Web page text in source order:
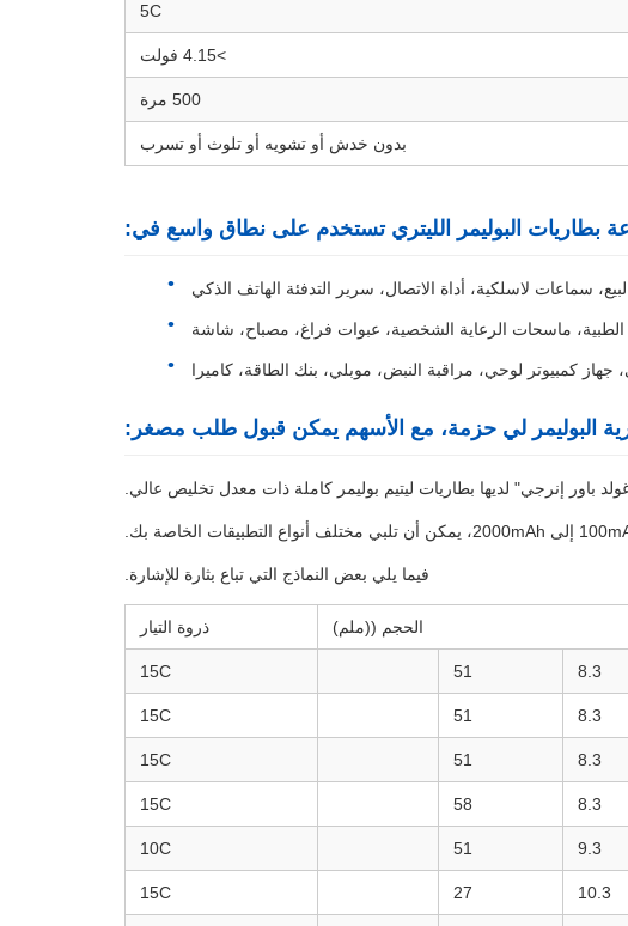
5C
>4.15 فولت
500 مرة
بدون خدش أو تشويه أو تلوث أو تسرب
بطاريات البوليمر الليتري تستخدم على نطاق واسع في:
سماعات لاسلكية، أداة الاتصال، سرير التدفئة الهاتف الذكي
الطبية، ماسحات الرعاية الشخصية، عبوات فراغ، مصباح، شاشة
البوليمر لي حزمة، مع الأسهم يمكن قبول طلب مصغر:
باور إنرجي" لديها بطاريات ليتيم بوليمر كاملة ذات معدل تخليص عالي.
فيما يلي بعض النماذج التي تباع بثارة للإشارة.
الحجم ((ملم) ذروة التيار
8.3
51
15C
8.3
51
15C
8.3
51
15C
8.3
58
15C
9.3
51
10C
10.3
27
15C